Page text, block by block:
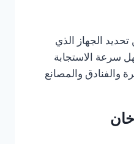
الجهاز الذي
سرعة الاستجابة
والفنادق والمصانع